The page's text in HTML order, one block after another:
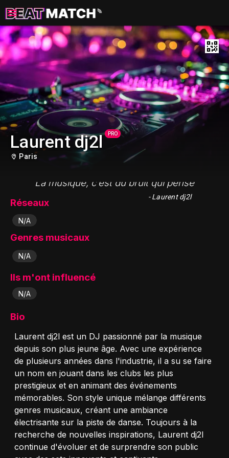
Laurent dj2l PRO
Paris
"La musique, c’est du bruit qui pense"
- Laurent dj2l
Réseaux
N/A
Genres musicaux
N/A
Ils m'ont influencé
N/A
Bio
Laurent dj2l est un DJ passionné par la musique
depuis son plus jeune âge. Avec une expérience
de plusieurs années dans l'industrie, il a su se faire
un nom en jouant dans les clubs les plus
prestigieux et en animant des événements
mémorables. Son style unique mélange différents
genres musicaux, créant une ambiance
électrisante sur la piste de danse. Toujours à la
recherche de nouvelles inspirations, Laurent dj2l
continue d'évoluer et de surprendre son public